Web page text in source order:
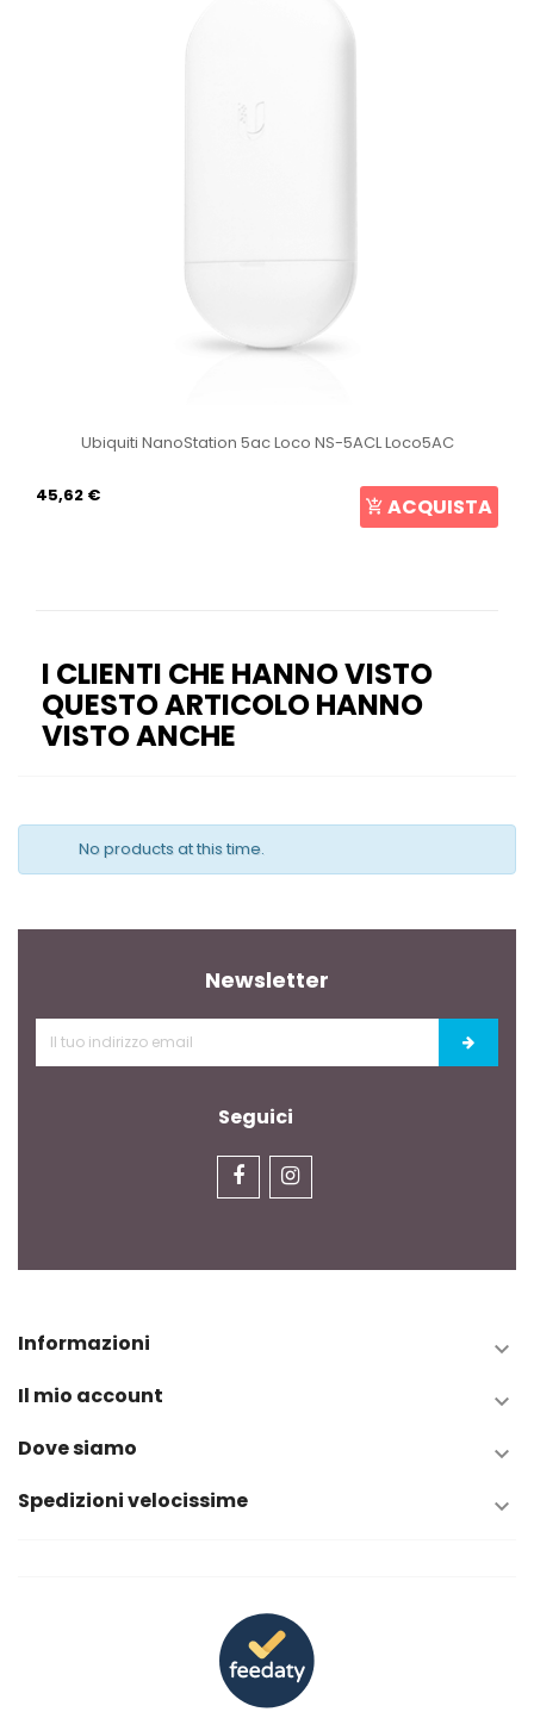
Ubiquiti NanoStation 5ac Loco NS-5ACL Loco5AC
45,62 € ACQUISTA
I CLIENTI CHE HANNO VISTO
QUESTO ARTICOLO HANNO
VISTO ANCHE
No products at this time.
Newsletter
Seguici
Informazioni 
Il mio account 
Dove siamo 
Spedizioni velocissime 